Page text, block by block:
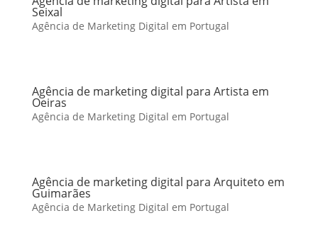
Seixal
Agência de Marketing Digital em Portugal
Agência de marketing digital para Artista em
Oeiras
Agência de Marketing Digital em Portugal
Agência de marketing digital para Arquiteto em
Guimarães
Agência de Marketing Digital em Portugal